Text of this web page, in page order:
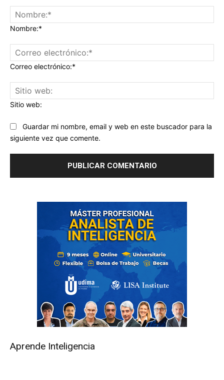
Nombre:*
Correo electrónico:*
Sitio web:
Guardar mi nombre, email y web en este buscador para la
siguiente vez que comente.
Aprende Inteligencia